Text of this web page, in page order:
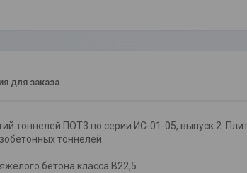
для заказа
тоннелей ПОТ3 по серии ИС-01-05, выпуск 2.
тоннелей.
бетона класса B22,5.